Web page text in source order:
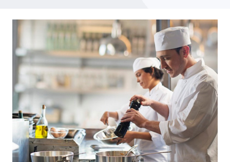
Benessere alimentare al lavoro,